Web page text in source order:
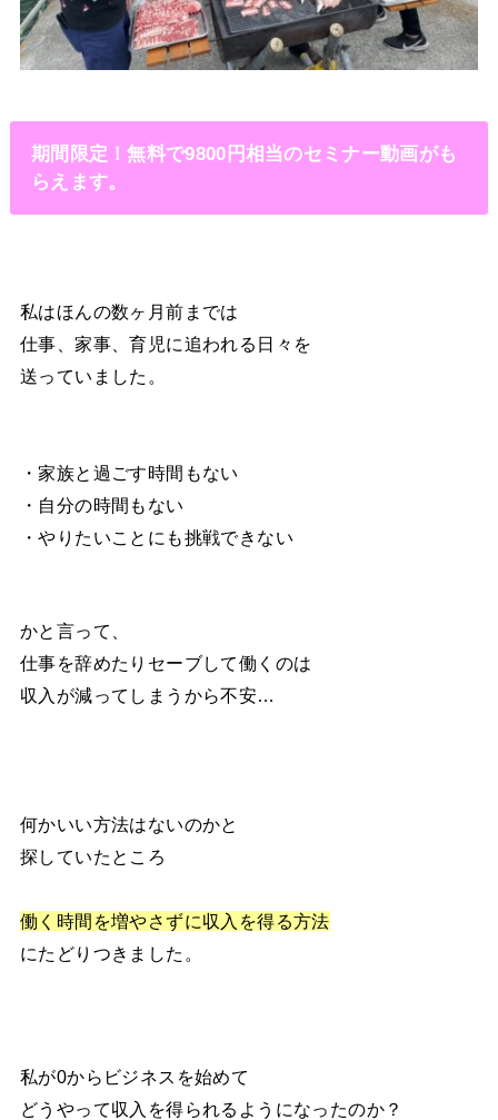
期間限定！無料で9800円相当のセミナー動画がも
らえます。
私はほんの数ヶ月前までは
仕事、家事、育児に追われる日々を
送っていました。
・家族と過ごす時間もない
・自分の時間もない
・やりたいことにも挑戦できない
かと言って、
仕事を辞めたりセーブして働くのは
収入が減ってしまうから不安…
何かいい方法はないのかと
探していたところ
働く時間を増やさずに収入を得る方法
にたどりつきました。
私が0からビジネスを始めて
どうやって収入を得られるようになったのか？